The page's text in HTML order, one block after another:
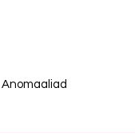
Anomaaliad